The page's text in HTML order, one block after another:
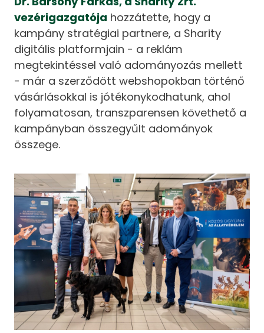
vezérigazgatója hozzátette, hogy a
kampány stratégiai partnere, a Sharity
digitális platformjain - a reklám
megtekintéssel való adományozás mellett
- már a szerződött webshopokban történő
vásárlásokkal is jótékonykodhatunk, ahol
folyamatosan, transzparensen követhető a
kampányban összegyűlt adományok
összege.